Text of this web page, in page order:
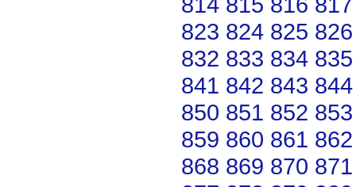
823 824 825 826
832 833 834 835
841 842 843 844
850 851 852 853
859 860 861 862
868 869 870 871